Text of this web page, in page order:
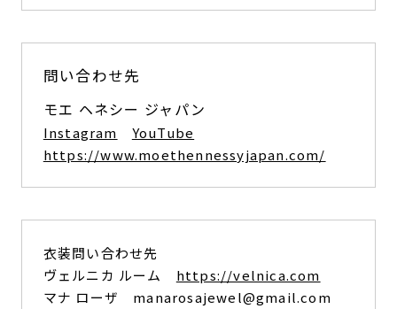
問い合わせ先
モエ ヘネシー ジャパン
Instagram
YouTube
https://www.moethennessyjapan.com/
衣装問い合わせ先
ヴェルニカ ルーム https://velnica.com
マナ ローザ manarosajewel@gmail.com